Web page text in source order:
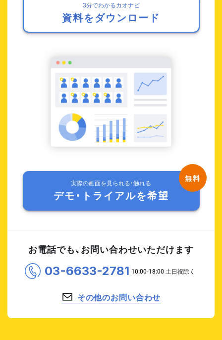
3分でわかるカオナビ
資料をダウンロード
実際の画面を見られる・触れる
デモ・トライアルを希望
お電話でも、お問い合わせいただけます
03-6633-2781
その他のお問い合わせ